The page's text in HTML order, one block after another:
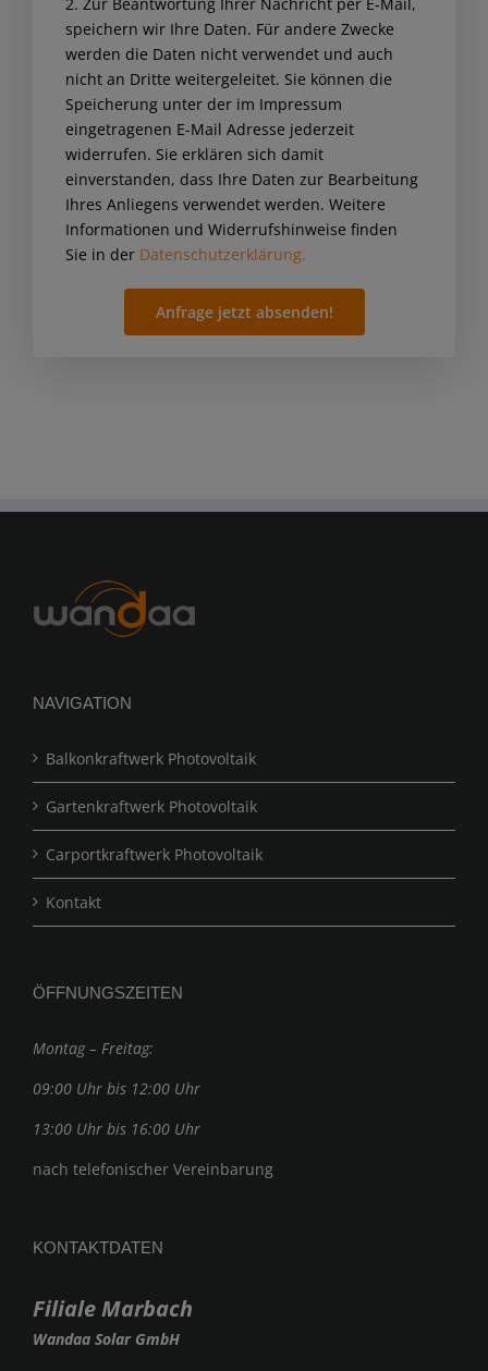
empty.
speichern wir Ihre Daten. Für andere Zwecke
werden die Daten nicht verwendet und auch
nicht an Dritte weitergeleitet. Sie können die
Speicherung unter der im Impressum
eingetragenen E-Mail Adresse jederzeit
widerrufen. Sie erklären sich damit
einverstanden, dass Ihre Daten zur Bearbeitung
Ihres Anliegens verwendet werden. Weitere
Informationen und Widerrufshinweise finden
Sie in der Datenschutzerklärung.
NAVIGATION
Balkonkraftwerk Photovoltaik
Gartenkraftwerk Photovoltaik
Carportkraftwerk Photovoltaik
Kontakt
ÖFFNUNGSZEITEN
Montag – Freitag:
09:00 Uhr bis 12:00 Uhr
13:00 Uhr bis 16:00 Uhr
nach telefonischer Vereinbarung
KONTAKTDATEN
Filiale Marbach
Wandaa Solar GmbH